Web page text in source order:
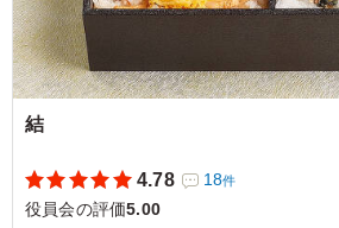
結
4.78 18件
役員会の評価5.00